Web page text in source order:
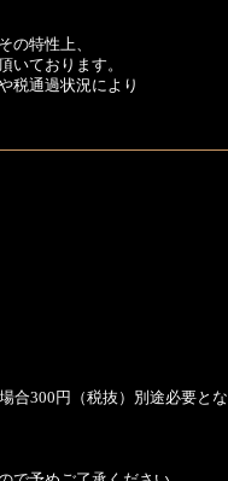
の特性上、
いております。
税通過状況により
合300円（税抜）別途必要とな